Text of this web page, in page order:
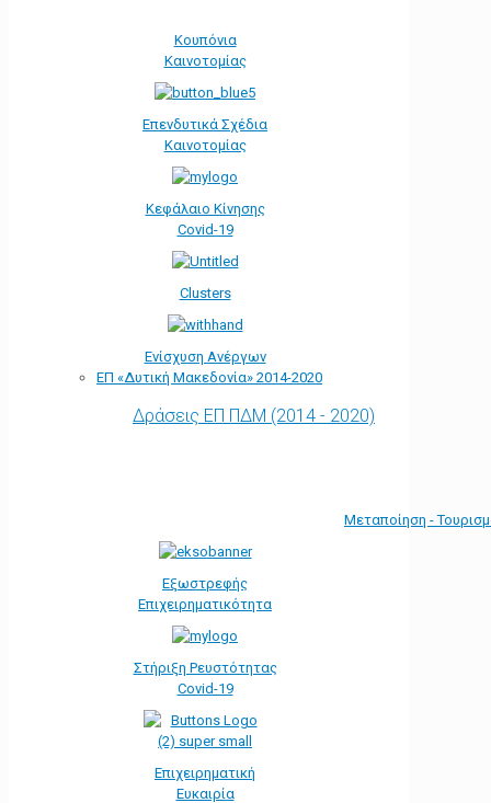
Κουπόνια
Καινοτομίας
Επενδυτικά Σχέδια
Καινοτομίας
Κεφάλαιο Κίνησης
Covid-19
Clusters
Ενίσχυση Ανέργων
ΕΠ «Δυτική Μακεδονία» 2014-2020
Δράσεις ΕΠ ΠΔΜ (2014 - 2020)
Μεταποίηση -
Εξωστρεφής
Επιχειρηματικότητα
Στήριξη Ρευστότητας
Covid-19
Επιχειρηματική
Ευκαιρία